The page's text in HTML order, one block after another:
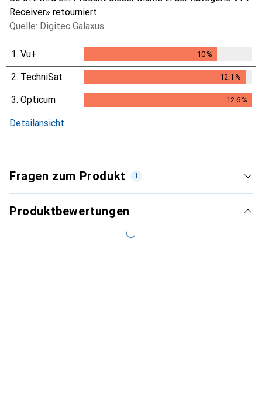
Receiver» retourniert.
Quelle: Digitec Galaxus
1. Vu+ 10%
2. TechniSat 12.1 %
12.1%
3. Opticum 12.6%
Detailansicht
Fragen zum Produkt 1
Produktbewertungen